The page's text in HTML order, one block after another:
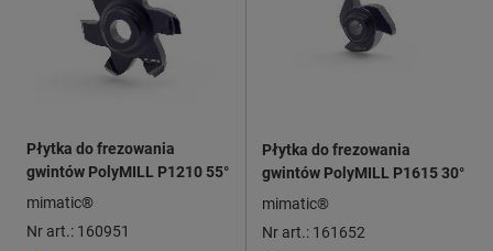
Płytka do frezowania
gwintów PolyMILL P1210 55°
mimatic®
Nr art.: 160951
Płytka do frezowania
gwintów PolyMILL P1615 30°
mimatic®
Nr art.: 161652